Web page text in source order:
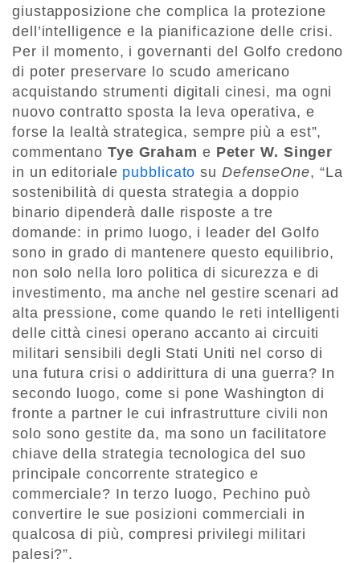
giustapposizione che complica la protezione
dell’intelligence e la pianificazione delle crisi.
Per il momento, i governanti del Golfo credono
di poter preservare lo scudo americano
acquistando strumenti digitali cinesi, ma ogni
nuovo contratto sposta la leva operativa, e
forse la lealtà strategica, sempre più a est”,
commentano Tye Graham e Peter W. Singer
in un editoriale pubblicato su DefenseOne, “La
sostenibilità di questa strategia a doppio
binario dipenderà dalle risposte a tre
domande: in primo luogo, i leader del Golfo
sono in grado di mantenere questo equilibrio,
non solo nella loro politica di sicurezza e di
investimento, ma anche nel gestire scenari ad
alta pressione, come quando le reti intelligenti
delle città cinesi operano accanto ai circuiti
militari sensibili degli Stati Uniti nel corso di
una futura crisi o addirittura di una guerra? In
secondo luogo, come si pone Washington di
fronte a partner le cui infrastrutture civili non
solo sono gestite da, ma sono un facilitatore
chiave della strategia tecnologica del suo
principale concorrente strategico e
commerciale? In terzo luogo, Pechino può
convertire le sue posizioni commerciali in
qualcosa di più, compresi privilegi militari
palesi?”.